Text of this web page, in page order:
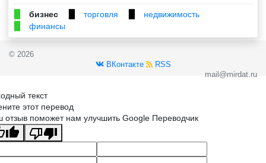
бизнес торговля недвижимость
финансы
© 2026
ВКонтакте
RSS
mail@mirdat.ru
текст
этот перевод
отзыв поможет нам улучшить Google Переводчик